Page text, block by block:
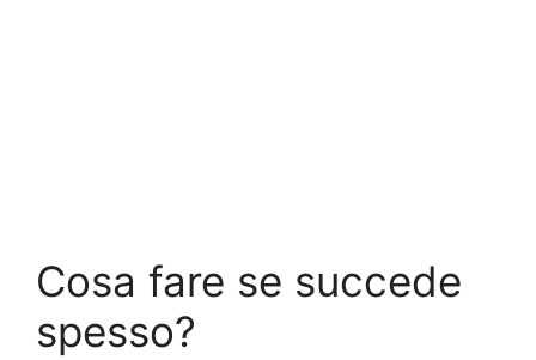
Cosa fare se succede
spesso?